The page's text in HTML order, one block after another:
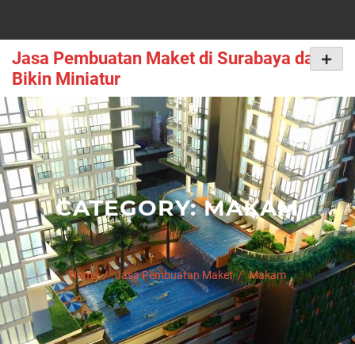
content
Jasa Pembuatan Maket di Surabaya dan
Bikin Miniatur
Menu
CATEGORY:MAKAM
Home Jasa Pembuatan Maket Makam